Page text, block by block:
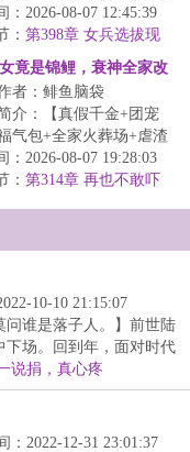
前夫火葬场】&lt;br/&gt;
重生女主VS穿越男主】
&...
：2026-08-07 12:45:39
： 第398章 女兵选拔现
碎语
竟是锦鲤，衰神全家改
命啦
者：鲱鱼脑袋
介：【真假千金+团宠
气包+全家火葬场+虐渣
＋暗恋成真】
&gt;栀栀是江城陆
：2026-08-07 19:28:03
： 第314章 再也不敢吓
10-10 21:15:07
问谁是落子人。】前世陆
下场。回到年，面对时代
说捐，真心疼
：2022-12-31 23:01:37